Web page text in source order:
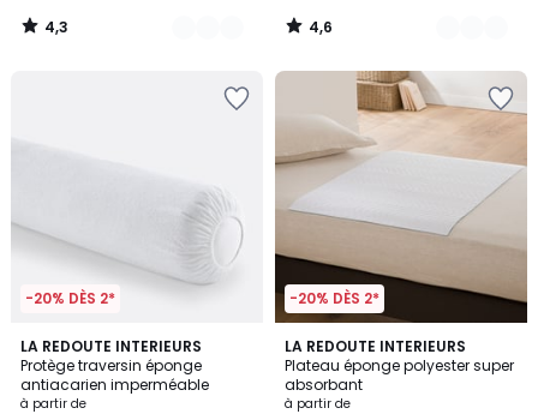
4,3
/
4,6
/
-20% DÈS 2*
LA REDOUTE INTERIEURS
Protège traversin éponge
antiacarien imperméable
à partir de
5
/
5
-20% DÈS 2*
LA REDOUTE INTERIEURS
Plateau éponge polyester super
absorbant
à partir de
4,6
/ 5